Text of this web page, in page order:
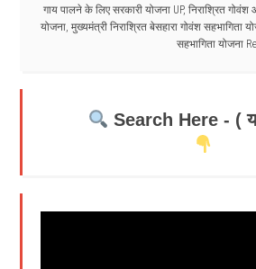
गाय पालने के लिए सरकारी योजना UP, निराश्रित
योजना, मुख्यमंत्री निराश्रित बेसहारा गोवंश सहभागिता
सहभागिता योजना
Search Here - (